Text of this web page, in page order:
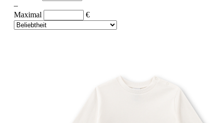
–
Maximal
€